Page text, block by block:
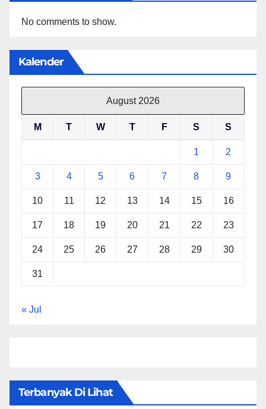
No comments to show.
Kalender
August 2026
M T W T F S S
1 2
3 4 5 6 7 8 9
10 11 12 13 14 15 16
17 18 19 20 21 22 23
24 25 26 27 28 29 30
31
« Jul
Terbanyak Di Lihat